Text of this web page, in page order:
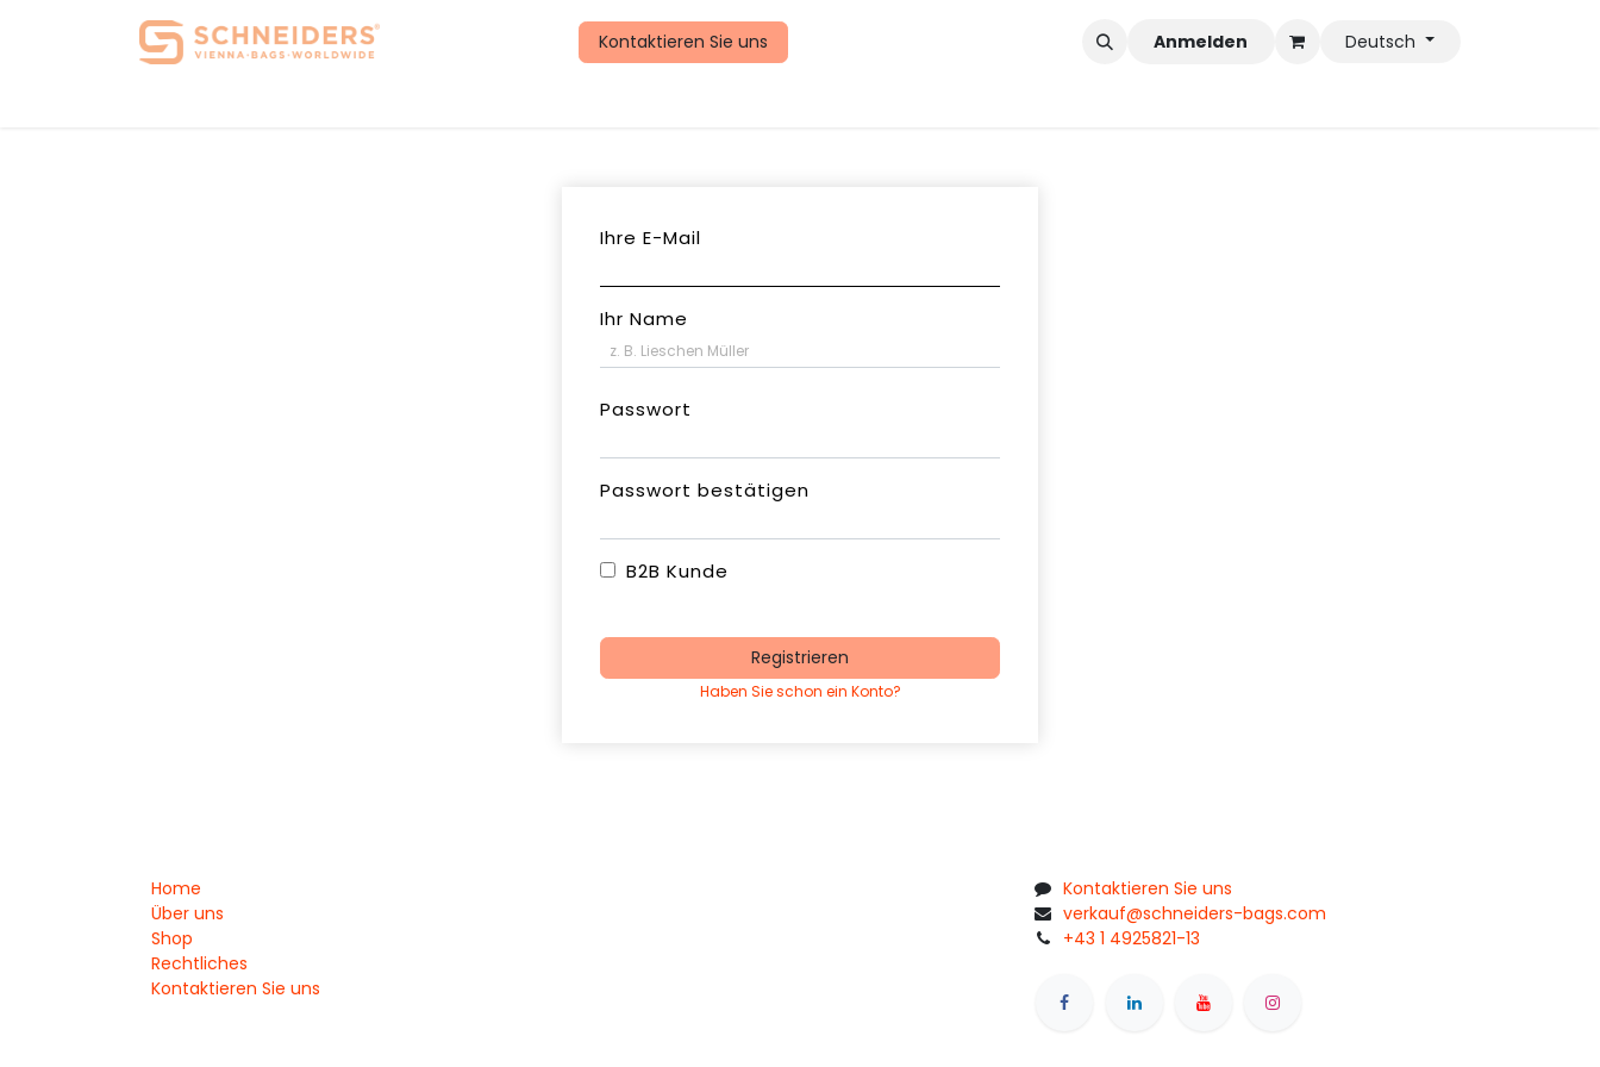
Kontaktieren Sie uns Anmelden Deutsch
Ihre E-Mail
Ihr Name
Passwort
Passwort bestätigen
B2B Kunde
Registrieren
Haben Sie schon ein Konto?
Home
Über uns
Shop
Rechtliches
Kontaktieren Sie uns
Kontaktieren Sie uns
verkauf@schneiders-bags.com
+43 1 4925821-13